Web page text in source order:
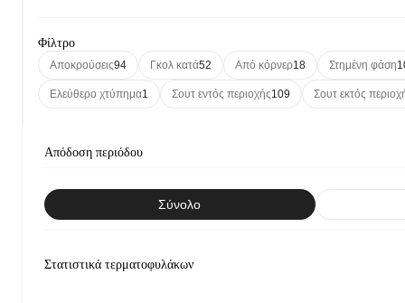
Φίλτρο
Αποκρούσεις94 Γκολ κατά52 Από κόρνερ18 Στημένη φάση
Ελεύθερο χτύπημα1 Σουτ εντός περιοχής109 Σουτ εκτός
Απόδοση περιόδου
Σύνολο
Στατιστικά τερματοφυλάκων